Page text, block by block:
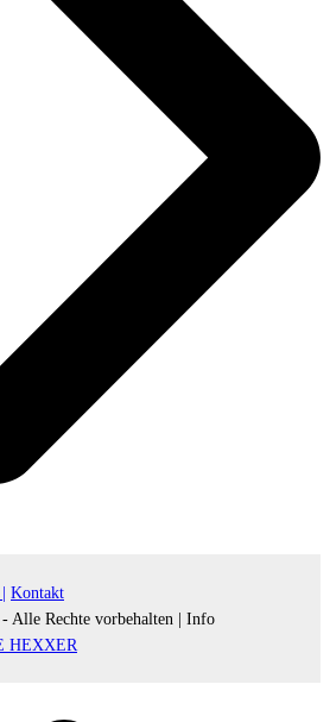
Kontakt
Rechte vorbehalten |
Info
HEXXER